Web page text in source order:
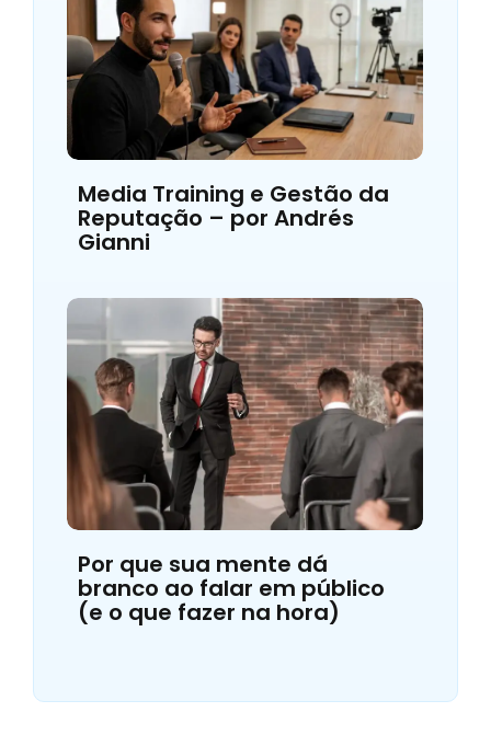
Media Training e Gestão da
Reputação – por Andrés
Gianni
Por que sua mente dá
branco ao falar em público
(e o que fazer na hora)